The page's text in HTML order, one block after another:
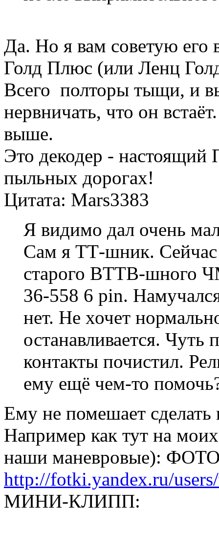
Да. Но я вам советую его
Голд Плюс (или Ленц
Всего полторы тыщи, и
нервничать, что он
выше.
Это декодер -
пыльных дорогах!
Цитата: Mars3383
Я видимо дал очень
Сам я ТТ-шник.
старого BTTB-шного
36-558 6 pin.
нет. Не хочет
останавливается.
контакты почистил.
ему ещё чем-то
Ему не помешает сделать
Например как тут на
наши маневровые):
http://fotki.yandex.ru/
МИНИ-КЛИПП: